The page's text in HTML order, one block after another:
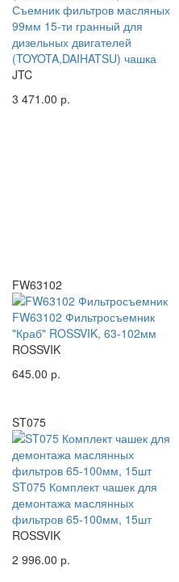
Съемник фильтров масляных
99мм 15-ти гранный для
дизельных двигателей
(TOYOTA,DAIHATSU) чашка
JTC
3 471.00 р.
FW63102
FW63102 Фильтросъемник
"Краб" ROSSVIK, 63-102мм
ROSSVIK
645.00 р.
ST075
ST075 Комплект чашек для
демонтажа маслянных
фильтров 65-100мм, 15шт
ROSSVIK
2 996.00 р.